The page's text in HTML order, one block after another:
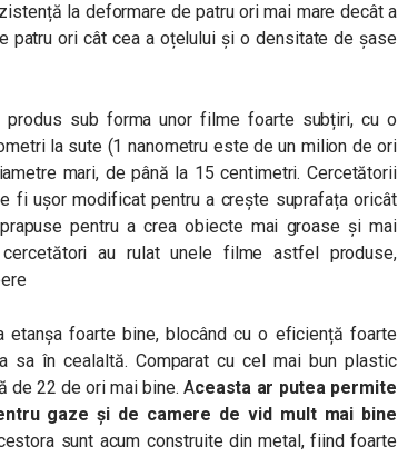
la deformare de patru ori mai mare decât a
patru ori cât cea a oțelului și o densitate de șase
produs sub forma unor filme foarte subțiri, cu o
la sute (1 nanometru este de un milion de ori
mari, de până la 15 centimetri. Cercetătorii
fi ușor modificat pentru a crește suprafața oricât
pentru a crea obiecte mai groase și mai
au rulat unele filme astfel produse,
etanșa foarte bine, blocând cu o eficiență foarte
sa în cealaltă. Comparat cu cel mai bun plastic
de 22 de ori mai bine. Aceasta ar putea permite
gaze și de camere de vid mult mai bine
sunt acum construite din metal, fiind foarte